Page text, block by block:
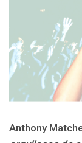
Anthony